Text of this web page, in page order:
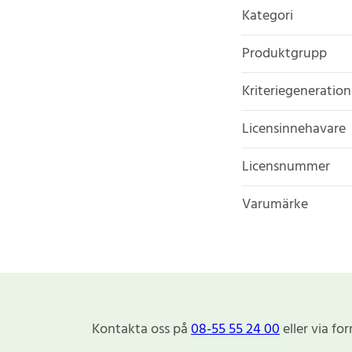
Kategori
Produktgrupp
Kriteriegeneration
Licensinnehavare
Licensnummer
Varumärke
Kontakta oss på08-55 55 24 00eller via